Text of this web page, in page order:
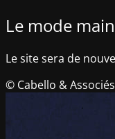
Le mode
Le site sera de
© Cabello &